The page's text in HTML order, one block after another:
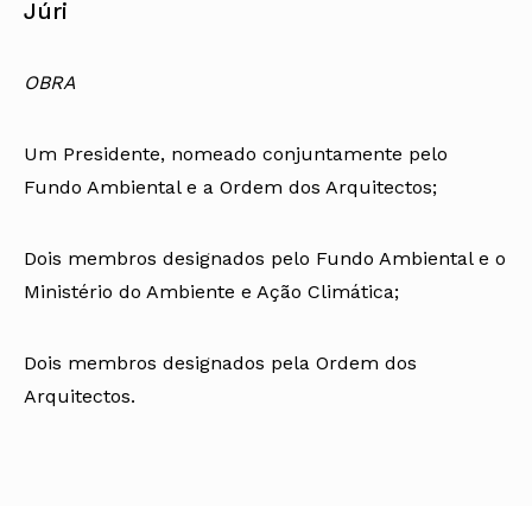
Júri
OBRA
Um Presidente, nomeado conjuntamente pelo
Fundo Ambiental e a Ordem dos Arquitectos;
Dois membros designados pelo Fundo Ambiental e o
Ministério do Ambiente e Ação Climática;
Dois membros designados pela Ordem dos
Arquitectos.